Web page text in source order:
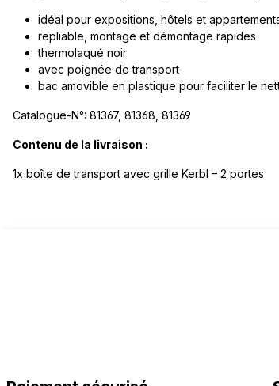
idéal pour expositions, hôtels et
repliable, montage et démontage rapides
thermolaqué noir
avec poignée de transport
bac amovible en plastique pour faciliter le
Catalogue-N°: 81367, 81368, 81369
Contenu de la livraison :
1x boîte de transport avec grille Kerbl – 2 portes